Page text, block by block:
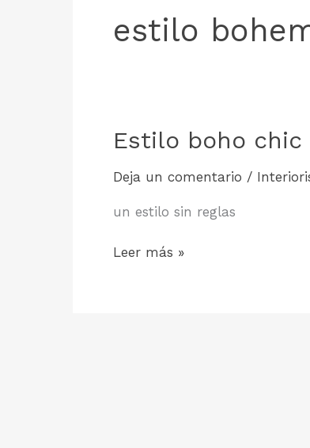
estilo
Estilo boho chic
Deja un comentario /
un estilo sin reglas
Estilo
Leer más »